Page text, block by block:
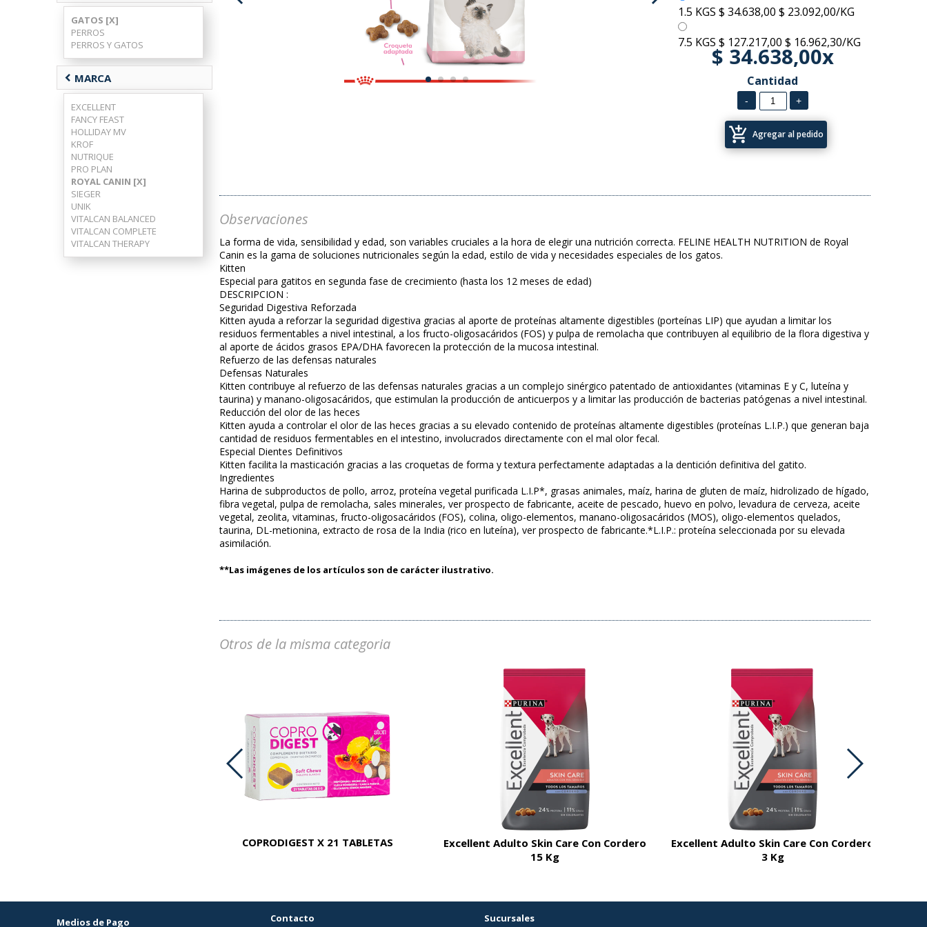
GATOS [X]
PERROS
PERROS Y GATOS
chevron_left MARCA
EXCELLENT
FANCY FEAST
HOLLIDAY MV
KROF
NUTRIQUE
PRO PLAN
ROYAL CANIN [X]
SIEGER
UNIK
VITALCAN BALANCED
VITALCAN COMPLETE
VITALCAN THERAPY
1.5 KGS $ 34.638,00 $ 23.092,00/KG
7.5 KGS $ 127.217,00 $ 16.962,30/KG
$ 34.638,00x
Cantidad
add_shopping_cart Agregar al pedido
Observaciones
La forma de vida, sensibilidad y edad, son variables cruciales a la hora de elegir una nutrición correcta. FELINE HEALTH NUTRITION de Royal
Canin es la gama de soluciones nutricionales según la edad, estilo de vida y necesidades especiales de los gatos.
Kitten
Especial para gatitos en segunda fase de crecimiento (hasta los 12 meses de edad)
DESCRIPCION :
Seguridad Digestiva Reforzada
Kitten ayuda a reforzar la seguridad digestiva gracias al aporte de proteínas altamente digestibles (porteínas LIP) que ayudan a limitar los
residuos fermentables a nivel intestinal, a los fructo-oligosacáridos (FOS) y pulpa de remolacha que contribuyen al equilibrio de la flora digestiva y
al aporte de ácidos grasos EPA/DHA favorecen la protección de la mucosa intestinal.
Refuerzo de las defensas naturales
Defensas Naturales
Kitten contribuye al refuerzo de las defensas naturales gracias a un complejo sinérgico patentado de antioxidantes (vitaminas E y C, luteína y
taurina) y manano-oligosacáridos, que estimulan la producción de anticuerpos y a limitar las producción de bacterias patógenas a nivel intestinal.
Reducción del olor de las heces
Kitten ayuda a controlar el olor de las heces gracias a su elevado contenido de proteínas altamente digestibles (proteínas L.I.P.) que generan baja
cantidad de residuos fermentables en el intestino, involucrados directamente con el mal olor fecal.
Especial Dientes Definitivos
Kitten facilita la masticación gracias a las croquetas de forma y textura perfectamente adaptadas a la dentición definitiva del gatito.
Ingredientes
Harina de subproductos de pollo, arroz, proteína vegetal purificada L.I.P*, grasas animales, maíz, harina de gluten de maíz, hidrolizado de hígado,
fibra vegetal, pulpa de remolacha, sales minerales, ver prospecto de fabricante, aceite de pescado, huevo en polvo, levadura de cerveza, aceite
vegetal, zeolita, vitaminas, fructo-oligosacáridos (FOS), colina, oligo-elementos, manano-oligosacáridos (MOS), oligo-elementos quelados,
taurina, DL-metionina, extracto de rosa de la India (rico en luteína), ver prospecto de fabricante.*L.I.P.: proteína seleccionada por su elevada
asimilación.
**Las imágenes de los artículos son de carácter ilustrativo.
Otros de la misma categoria
COPRODIGEST X 21 TABLETAS
Excellent Adulto Skin Care Con Cordero
15 Kg
Excellent Adulto Skin Care Con Cordero
3 Kg
Medios de Pago Contacto Sucursales